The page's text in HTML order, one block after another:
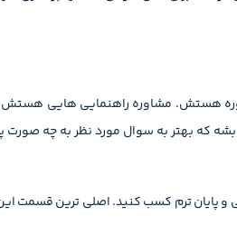
هستش. مشاوره راهنمایی هایی هستش
که بهتر به سوال مورد نظر به چه صورت
امتحانات نهایی و پایان ترم کسب کنید. اصلی